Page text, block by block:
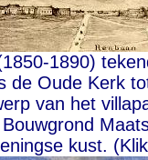
1890)
de Oude Kerk
van het
kust.